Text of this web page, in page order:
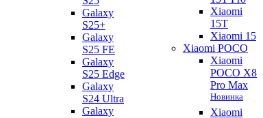
Galaxy
S25+
Galaxy
S25 FE
Galaxy
S25 Edge
Galaxy
S24 Ultra
Galaxy
Xiaomi
15T
Xiaomi 15
Xiaomi POCO
Xiaomi
POCO X8
Pro Max
Новинка
Xiaomi